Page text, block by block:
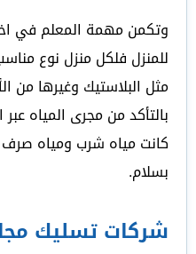
وتكمن مهمة المعلم في
للمنزل فلكل منزل نوع
مثل البلاستيك وغيرها من
بالتأكد من مجرى المياه
كانت مياه شرب ومياه
بسلام.
شركات تسليك